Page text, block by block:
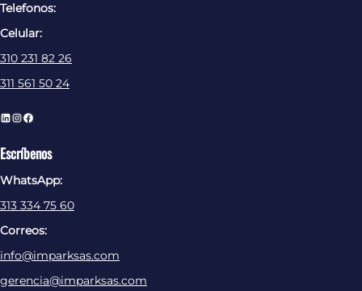
Telefonos:
Celular:
310 231 82 26
311 561 50 24
L
i
n
k
e
I
n
I
s
t
a
r
a
m
F
a
c
e
b
o
k
Escríbenos
WhatsApp:
313 334 75 60
Correos:
info@imparksas.com
gerencia@imparksas.com